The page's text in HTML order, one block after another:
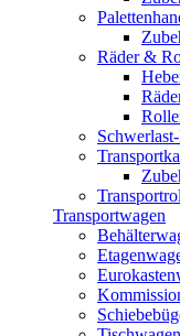
Räder &
Transportwagen